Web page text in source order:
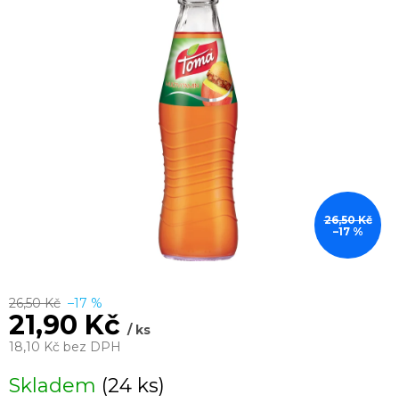
26,50 Kč
–17 %
26,50 Kč –17 %
21,90 Kč/ ks
18,10 Kč bez DPH
cena:
Skladem (24 ks)